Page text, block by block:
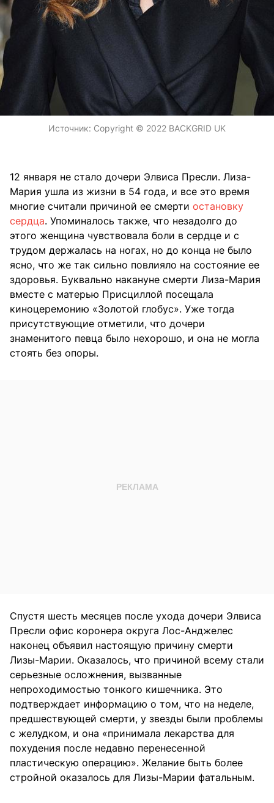
Источник: Copyright © 2022 BACKGRID UK
12 января не стало дочери Элвиса Пресли. Лиза-
Мария ушла из жизни в 54 года, и все это время
многие считали причиной ее смерти остановку
сердца. Упоминалось также, что незадолго до
этого женщина чувствовала боли в сердце и с
трудом держалась на ногах, но до конца не было
ясно, что же так сильно повлияло на состояние ее
здоровья. Буквально накануне смерти Лиза-Мария
вместе с матерью Присциллой посещала
киноцеремонию «Золотой глобус». Уже тогда
присутствующие отметили, что дочери
знаменитого певца было нехорошо, и она не могла
стоять без опоры.
Спустя шесть месяцев после ухода дочери Элвиса
Пресли офис коронера округа Лос-Анджелес
наконец объявил настоящую причину смерти
Лизы-Марии. Оказалось, что причиной всему стали
серьезные осложнения, вызванные
непроходимостью тонкого кишечника. Это
подтверждает информацию о том, что на неделе,
предшествующей смерти, у звезды были проблемы
с желудком, и она «принимала лекарства для
похудения после недавно перенесенной
пластическую операцию». Желание быть более
стройной оказалось для Лизы-Марии фатальным.